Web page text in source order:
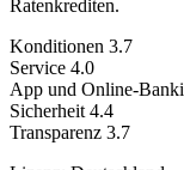
Ratenkrediten.
Konditionen 3.7
Service 4.0
App und Online-
Sicherheit 4.4
Transparenz 3.7